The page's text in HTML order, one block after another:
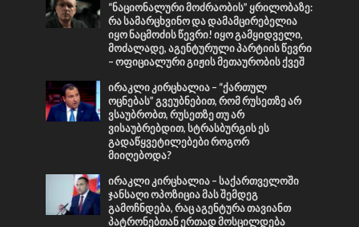
“ნაციონალური მოძრაობის” ყრილობაზე:
რა სამარცხვინო და დამამცირებელია
იყო ნაცმოძის წევრი! იყო გამყიდველი,
მოძალადე, აგენტურული პარტიის წევრი
– ოფიციალური გიჟის მეთაურობის ქვეშ
ირაკლი კირცხალია – “ქართულ
ოცნებას” გვეუბნებით, რომ რუსეთზე არ
ვსაუბრობთ, რუსეთზე თუ არ
ვისაუბრებდით, სტრასბურგის ეს
გადაწყვეტილებები როგორ
მიიღებოდა?
ირაკლი კირცხალია – საქართველოში
ჯანსაღი ოპოზიცია მას შემდეგ
გამოჩნდება, რაც აგენტურა თავიანთ
პატრონებთან ერთად მოსცილდება